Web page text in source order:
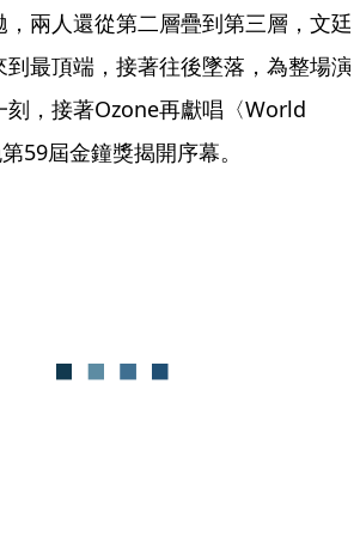
，兩人還從第二層疊到第三層，文廷
到最頂端，接著往後墜落，為整場演
刻，接著Ozone再獻唱〈World
59屆金鐘獎揭開序幕。